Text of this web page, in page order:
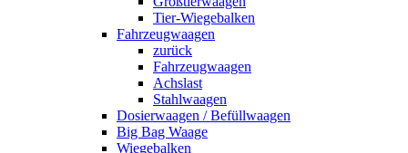
Tier-Wiegebalken
Fahrzeugwaagen
zurück
Fahrzeugwaagen
Achslast
Stahlwaagen
Dosierwaagen / Befüllwaagen
Big Bag Waage
Wiegebalken